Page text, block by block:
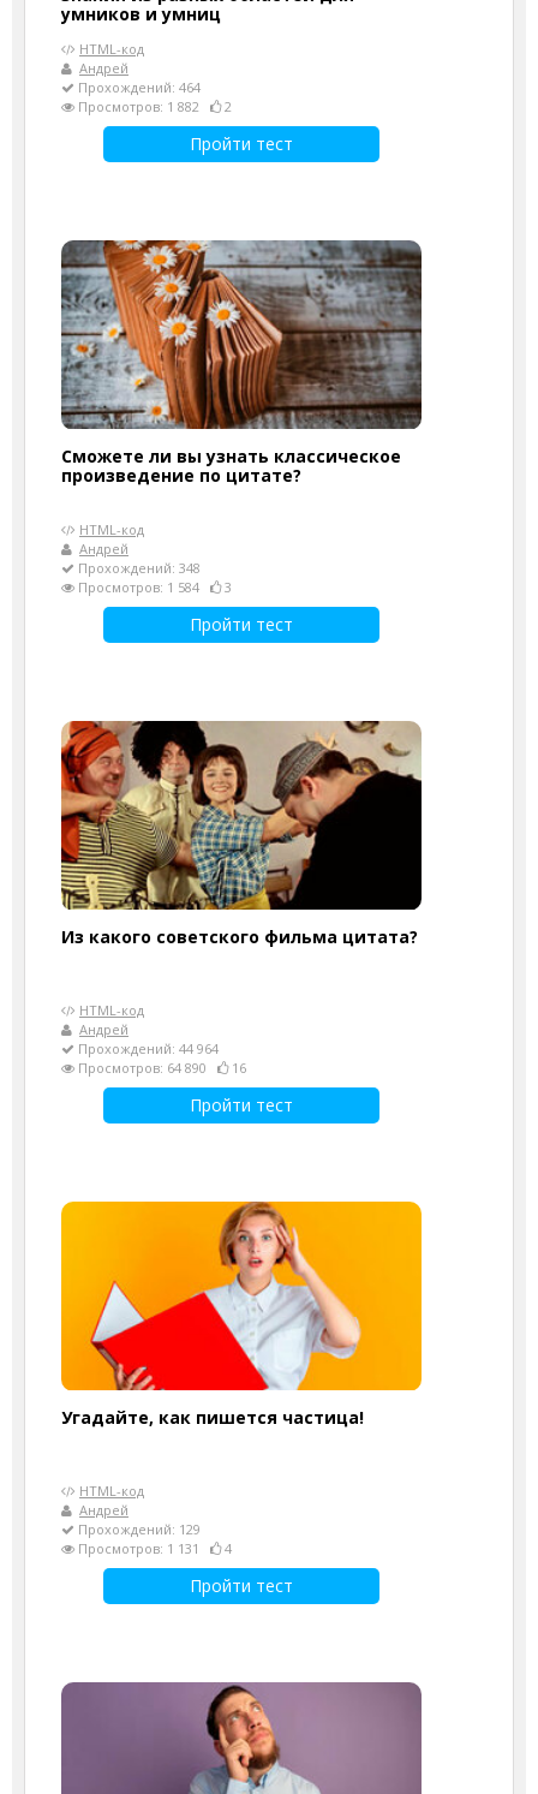
умников и умниц
HTML-код
Андрей
Прохождений: 464
Просмотров: 1 882
2
Пройти тест
Сможете ли вы узнать классическое
произведение по цитате?
HTML-код
Андрей
Прохождений: 348
Просмотров: 1 584
3
Пройти тест
Из какого советского фильма цитата?
HTML-код
Андрей
Прохождений: 44 964
Просмотров: 64 890
16
Пройти тест
Угадайте, как пишется частица!
HTML-код
Андрей
Прохождений: 129
Просмотров: 1 131
4
Пройти тест